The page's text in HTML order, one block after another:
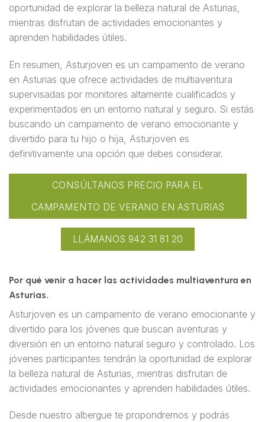
oportunidad de explorar la belleza natural de Asturias,
mientras disfrutan de actividades emocionantes y
aprenden habilidades útiles.
En resumen, Asturjoven es un campamento de verano
en Asturias que ofrece actividades de multiaventura
supervisadas por monitores altamente cualificados y
experimentados en un entorno natural y seguro. Si estás
buscando un campamento de verano emocionante y
divertido para tu hijo o hija, Asturjoven es
definitivamente una opción que debes considerar.
CONSÚLTANOS PRECIO PARA EL
CAMPAMENTO DE VERANO EN ASTURIAS
LLÁMANOS 942 31 81 20
Por qué venir a hacer las actividades multiaventura en
Asturias.
Asturjoven es un campamento de verano emocionante y
divertido para los jóvenes que buscan aventuras y
diversión en un entorno natural seguro y controlado. Los
jóvenes participantes tendrán la oportunidad de explorar
la belleza natural de Asturias, mientras disfrutan de
actividades emocionantes y aprenden habilidades útiles.
Desde nuestro albergue te propondremos y podrás